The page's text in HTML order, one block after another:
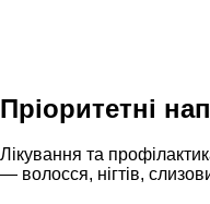
Пріоритетні
Лікування та
— волосся, нігтів,